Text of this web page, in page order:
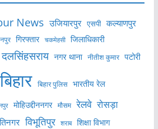
News उजियारपुर एसपी कल्याणपुर
गिरफ्तार चकमेहसी जिलाधिकारी
दलसिंहसराय नगर थाना नीतीश कुमार पटोरी
बिहार बिहार पुलिस भारतीय रेल
मोहिउद्दीननगर मौसम रेलवे रोसड़ा
विभूतिपुर शराब शिक्षा विभाग